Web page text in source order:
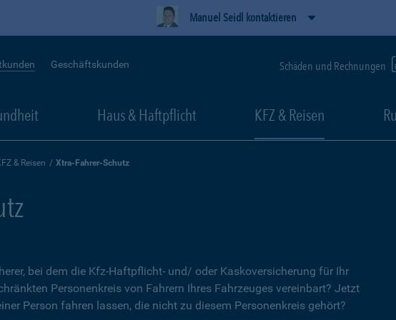
Manuel Seidl kontaktieren
Geschäftskunden Schäden und Rechnungen
Haus & Haftpflicht KFZ & Reisen
& Reisen Xtra-Fahrer-Schutz
bei dem die Kfz-Haftpflicht- und/ oder Kaskoversicherung für Ihr
Personenkreis von Fahrern Ihres Fahrzeuges vereinbart? Jetzt
Person fahren lassen, die nicht zu diesem Personenkreis gehört?